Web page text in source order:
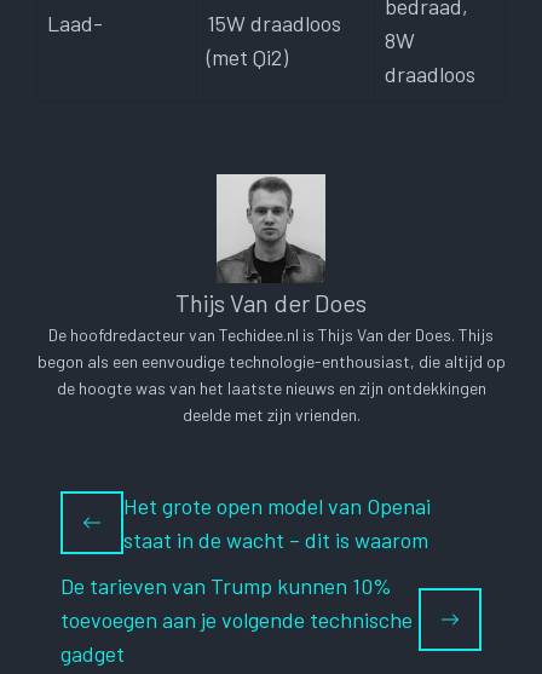
Laad-
15W draadloos
(met Qi2)
bedraad,
8W
draadloos
Thijs Van der Does
De hoofdredacteur van Techidee.nl is Thijs Van der Does. Thijs
begon als een eenvoudige technologie-enthousiast, die altijd op
de hoogte was van het laatste nieuws en zijn ontdekkingen
deelde met zijn vrienden.
Het grote open model van Openai
staat in de wacht – dit is waarom
De tarieven van Trump kunnen 10%
toevoegen aan je volgende technische
gadget